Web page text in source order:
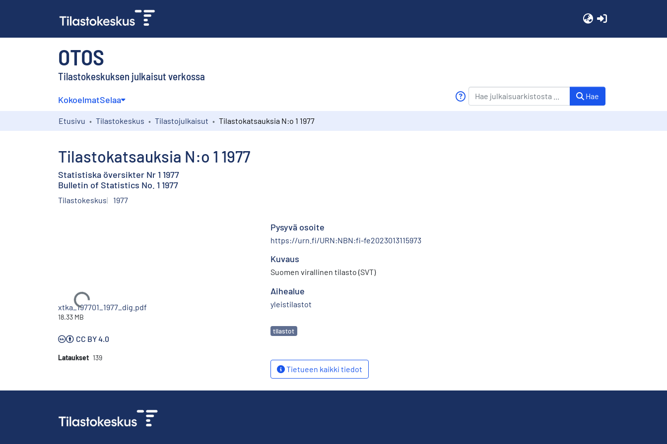
OTOS
Tilastokeskuksen julkaisut verkossa
KokoelmatSelaa Hae
Etusivu Tilastokeskus Tilastojulkaisut Tilastokatsauksia N:o 1 1977
Tilastokatsauksia N:o 1 1977
Statistiska översikter Nr 1 1977
Bulletin of Statistics No. 1 1977
Tilastokeskus 1977
Ladataan...
xtka_197701_1977_dig.pdf
18.33 MB
CC BY 4.0
Lataukset 139
Pysyvä osoite
https://urn.fi/URN:NBN:fi-fe2023013115973
Kuvaus
Suomen virallinen tilasto (SVT)
Aihealue
yleistilastot
Avainsanat
tilastot
Tietueen kaikki tiedot